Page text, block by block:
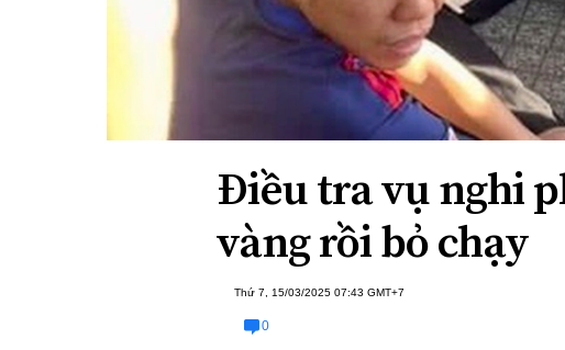
Bạn đọc viết
Điều tra vụ nghi
vàng rồi bỏ chạy
Thứ 7, 15/03/2025 07:43 GMT+7
0